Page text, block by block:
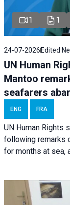
1 1
24-07-2026 Edited
UN Human
Mantoo
seafarers
ENG FRA
UN Human Rights
following remarks
for months at sea,